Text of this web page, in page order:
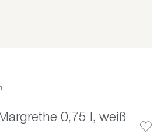
0,75 l, weiß